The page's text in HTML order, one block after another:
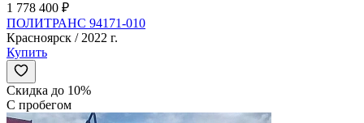
1 778 400 ₽
ПОЛИТРАНС 94171-010
Красноярск / 2022 г.
Купить
Скидка до 10%
С пробегом